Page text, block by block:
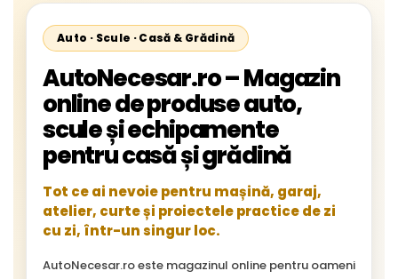
Auto · Scule · Casă & Grădină
AutoNecesar.ro – Magazin
online de produse auto,
scule și echipamente
pentru casă și grădină
Tot ce ai nevoie pentru mașină, garaj,
atelier, curte și proiectele practice de zi
cu zi, într-un singur loc.
AutoNecesar.ro este magazinul online pentru oameni